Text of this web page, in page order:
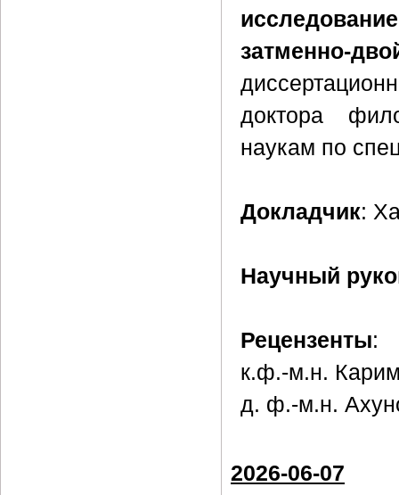
затменно-
доктора
наукам по
Докладчик:
Научный
Рецензенты:
к.ф.-м.н.
д. ф.-м.н.
2026-06-07